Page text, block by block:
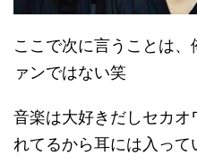
ここで次に言うことは、
ァンではない笑
音楽は大好きだしセカ
れてるから耳には入って